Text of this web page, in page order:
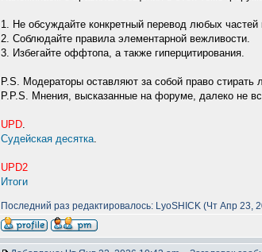
1. Не обсуждайте конкретный перевод любых частей
2. Соблюдайте правила элементарной вежливости.
3. Избегайте оффтопа, а также гиперцитирования.
P.S. Модераторы оставляют за собой право
P.P.S. Мнения, высказанные на форуме, далеко не
UPD.
Судейская десятка.
UPD2
Итоги
Последний раз редактировалось: LyoSHICK (Чт Апр 23,